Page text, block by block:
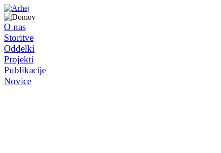
O nas
Storitve
Oddelki
Projekti
Publikacije
Novice